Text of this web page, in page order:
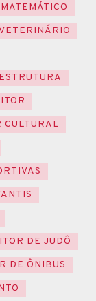
MATEMÁTICO
CULTURAL
DE JUDÔ
DE ÔNIBUS